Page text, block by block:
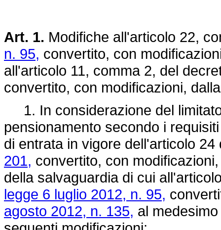
Art. 1. Modifiche all'articolo 22,
n. 95, convertito, con
all'articolo 11, comma 2, del
convertito, con modificazioni,
1. In considerazione del
pensionamento secondo i
di entrata in vigore dell'articolo
201, convertito, con
della salvaguardia di cui
legge 6 luglio 2012, n. 95,
agosto 2012, n. 135, al